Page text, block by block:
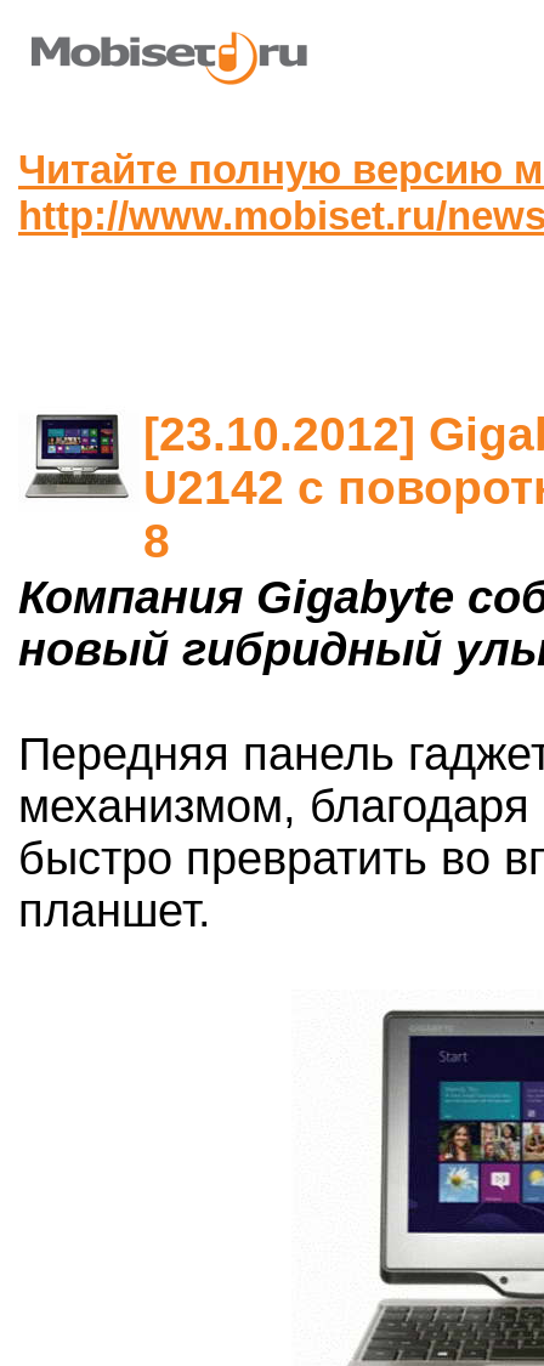
Читайте полную версию
http://www.mobiset.ru/
[23.10.2012]
U2142 с
8
Компания Gigabyte
новый гибридный
Передняя панель
механизмом,
быстро превратить во
планшет.